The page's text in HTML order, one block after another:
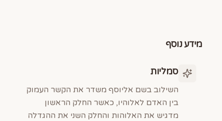
מידע נוסף
סמליות
השילוב בשם אליוסף משדר את הקשר העמוק
בין האדם לאלוהיו, כאשר החלק הראשון
מדגיש את האלוהות והחלק השני את ההגדלה